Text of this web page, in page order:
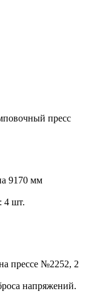
пресс
9170 мм
4 шт.
прессе №2252, 2
напряжений.